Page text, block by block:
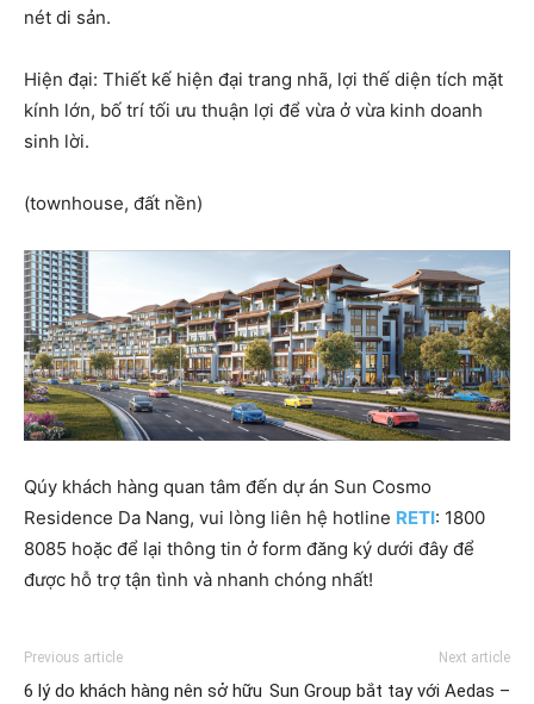
nét di sản.
Hiện đại: Thiết kế hiện đại trang nhã, lợi thế diện tích mặt
kính lớn, bố trí tối ưu thuận lợi để vừa ở vừa kinh doanh
sinh lời.
(townhouse, đất nền)
Qúy khách hàng quan tâm đến dự án Sun Cosmo
Residence Da Nang, vui lòng liên hệ hotline RETI: 1800
8085 hoặc để lại thông tin ở form đăng ký dưới đây để
được hỗ trợ tận tình và nhanh chóng nhất!
Previous article
6 lý do khách hàng nên sở hữu
Next article
Sun Group bắt tay với Aedas –